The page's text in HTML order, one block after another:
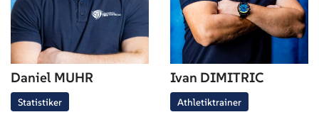
Daniel MUHR
Statistiker
Ivan DIMITRIC
Athletiktrainer